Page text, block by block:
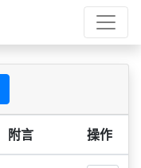
附言 操作